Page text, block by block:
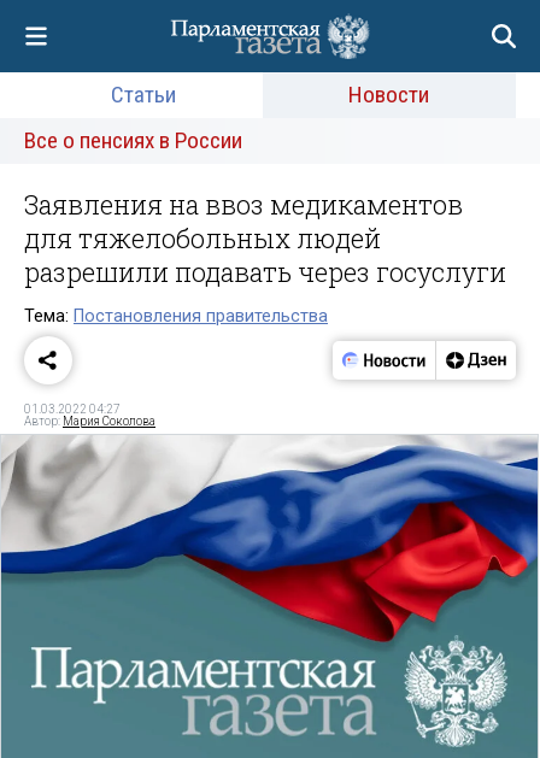
Статьи
Новости
Все о пенсиях в России
Заявления на ввоз медикаментов
для тяжелобольных людей
разрешили подавать через госуслуги
Тема: Постановления правительства
01.03.2022 04:27
Автор: Мария Соколова